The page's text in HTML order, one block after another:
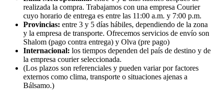
realizada la compra. Trabajamos con una empresa Courier
cuyo horario de entrega es entre las 11:00 a.m. y 7:00 p.m.
Provincias: entre 3 y 5 días hábiles, dependiendo de la zona
y la empresa de transporte. Ofrecemos servicios de envío son
Shalom (pago contra entrega) y Olva (pre pago)
Internacional: los tiempos dependen del país de destino y de
la empresa courier seleccionada.
(Los plazos son referenciales y pueden variar por factores
externos como clima, transporte o situaciones ajenas a
Bálsamo.)